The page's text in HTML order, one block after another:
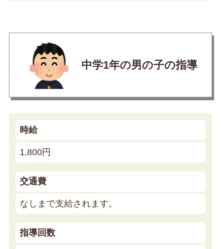
中学1年の男の子の指導
時給
1,800円
交通費
なしまで支給されます。
指導回数